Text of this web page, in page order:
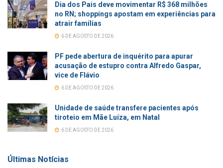
Dia dos Pais deve movimentar R$ 368 milhões
no RN; shoppings apostam em experiências para
atrair famílias
6 DE AGOSTO DE 2026
PF pede abertura de inquérito para apurar
acusação de estupro contra Alfredo Gaspar,
vice de Flávio
6 DE AGOSTO DE 2026
Unidade de saúde transfere pacientes após
tiroteio em Mãe Luíza, em Natal
6 DE AGOSTO DE 2026
Últimas Notícias